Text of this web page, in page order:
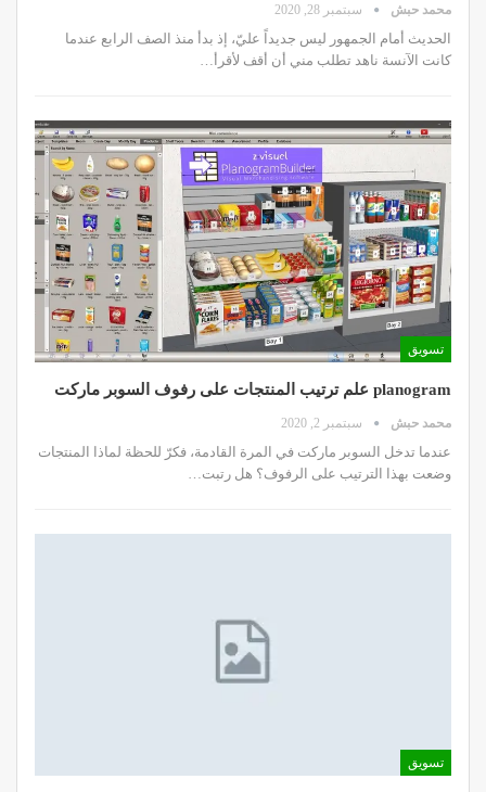
محمد حبش سبتمبر 28, 2020
الحديث أمام الجمهور ليس جديداً عليّ، إذ بدأ منذ الصف الرابع عندما
كانت الآنسة ناهد تطلب مني أن أقف لأقرأ…
تسويق
planogram علم ترتيب المنتجات على رفوف السوبر ماركت
محمد حبش سبتمبر 2, 2020
عندما تدخل السوبر ماركت في المرة القادمة، فكرّ للحظة لماذا المنتجات
وضعت بهذا الترتيب على الرفوف؟ هل رتبت…
تسويق